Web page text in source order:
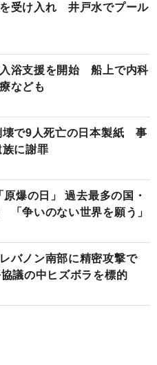
受け入れ 井戸水でプール
浴支援を開始 船上で内科
なども
壊で9人死亡の日本製紙 事
に謝罪
爆の日」 過去最多の国・
争いのない世界を願う」
バノン南部に精密攻撃で
議の中ヒズボラを標的